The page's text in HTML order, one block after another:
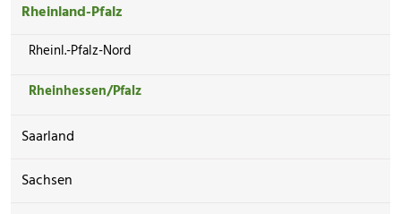
Rheinland-Pfalz
Rheinl.-Pfalz-Nord
Rheinhessen/Pfalz
Saarland
Sachsen